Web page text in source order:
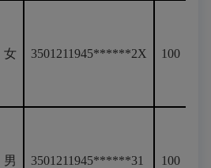
女 3501211945******2X 100
男 3501211945******31 100